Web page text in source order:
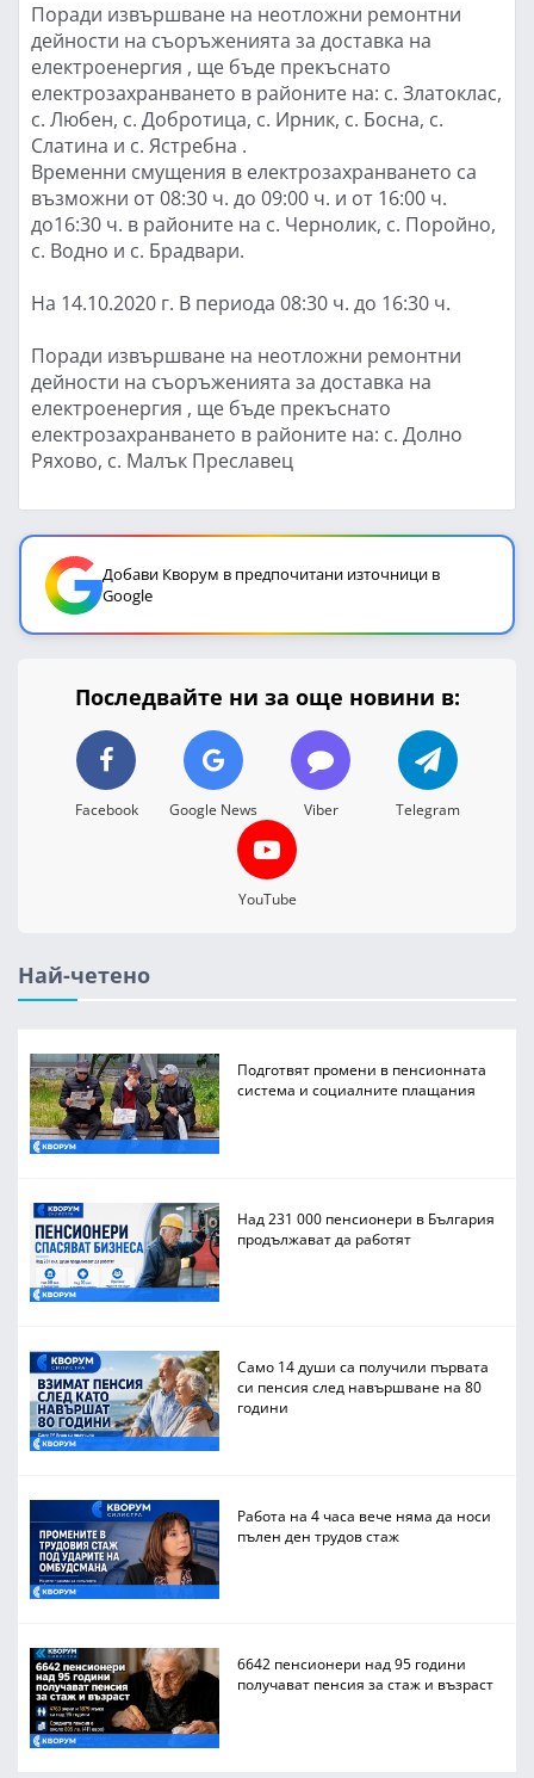
Поради извършване на неотложни ремонтни
дейности на съоръженията за доставка на
електроенергия , ще бъде прекъснато
електрозахранването в районите на: с. Златоклас,
с. Любен, с. Добротица, с. Ирник, с. Босна, с.
Слатина и с. Ястребна .
Временни смущения в електрозахранването са
възможни от 08:30 ч. до 09:00 ч. и от 16:00 ч.
до16:30 ч. в районите на с. Чернолик, с. Поройно,
с. Водно и с. Брадвари.
На 14.10.2020 г. В периода 08:30 ч. до 16:30 ч.
Поради извършване на неотложни ремонтни
дейности на съоръженията за доставка на
електроенергия , ще бъде прекъснато
електрозахранването в районите на: с. Долно
Ряхово, с. Малък Преславец
Добави Кворум в предпочитани източници в
Google
Последвайте ни за още новини в:
Facebook Google News Viber Telegram
YouTube
Най-четено
Подготвят промени в пенсионната
система и социалните плащания
Над 231 000 пенсионери в България
продължават да работят
Само 14 души са получили първата
си пенсия след навършване на 80
години
Работа на 4 часа вече няма да носи
пълен ден трудов стаж
6642 пенсионери над 95 години
получават пенсия за стаж и възраст